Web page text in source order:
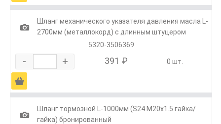
1
Шланг механического указателя давления масла L-
2700мм (металлокорд) с длинным штуцером
5320-3506369
- + 391 ₽ 0 шт.
Ä
1
Шланг тормозной L-1000мм (S24 M20x1.5 гайка/
гайка) бронированный